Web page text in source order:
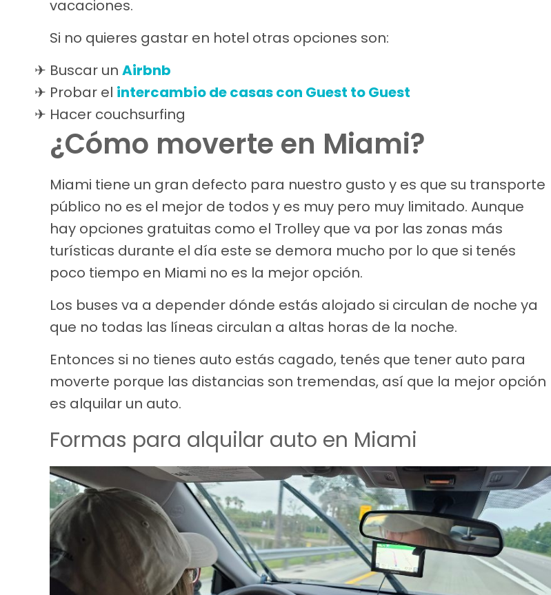
vacaciones.
Si no quieres gastar en hotel otras opciones son:
Buscar un Airbnb
Probar el intercambio de casas con Guest to Guest
Hacer couchsurfing
¿Cómo moverte en Miami?
Miami tiene un gran defecto para nuestro gusto y es que su transporte
público no es el mejor de todos y es muy pero muy limitado. Aunque
hay opciones gratuitas como el Trolley que va por las zonas más
turísticas durante el día este se demora mucho por lo que si tenés
poco tiempo en Miami no es la mejor opción.
Los buses va a depender dónde estás alojado si circulan de noche ya
que no todas las líneas circulan a altas horas de la noche.
Entonces si no tienes auto estás cagado, tenés que tener auto para
moverte porque las distancias son tremendas, así que la mejor opción
es alquilar un auto.
Formas para alquilar auto en Miami